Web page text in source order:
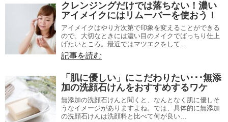
クレンジングだけでは落ちない！濃い
アイメイクにはリムーバーを使おう！
アイメイクはやり方次第で印象を変えることができる
ので、大切なときには濃い目のメイクでばっちり仕上
げたいところ。最近ではマツエクをして…
記事を読む
「肌に優しい」にこだわりたい･･･無添
加の洗顔石けんをおすすめするワケ
無添加の洗顔石けんと聞くと、なんとなく肌に優しそ
うなイメージがありますよね。では、具体的に無添加
の洗顔石けんは洗顔料と比べて何が良い…